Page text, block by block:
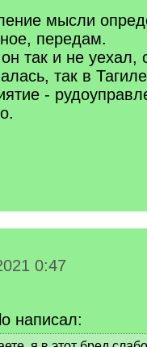
мысли
передам.
так и не уехал,
так в
-
0:47
написал: